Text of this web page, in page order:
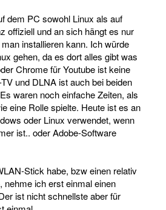
dem PC sowohl Linux als auf
offiziell und an sich hängt es nur
installieren kann. Ich würde
gehen, da es dort alles gibt was
Chrome für Youtube ist keine
und DLNA ist auch bei beiden
waren noch einfache Zeiten, als
eine Rolle spielte. Heute ist es an
oder Linux verwendet, wenn
ist.. oder Adobe-Software
Stick habe, bzw einen relativ
nehme ich erst einmal einen
ist nicht schnellste aber für